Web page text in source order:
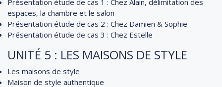
espaces, la chambre et le salon
Présentation étude de cas 2 : Chez Damien & Sophie
Présentation étude de cas 3 : Chez Estelle
UNITÉ 5 : LES MAISONS DE STYLE
Les maisons de style
Maison de style authentique